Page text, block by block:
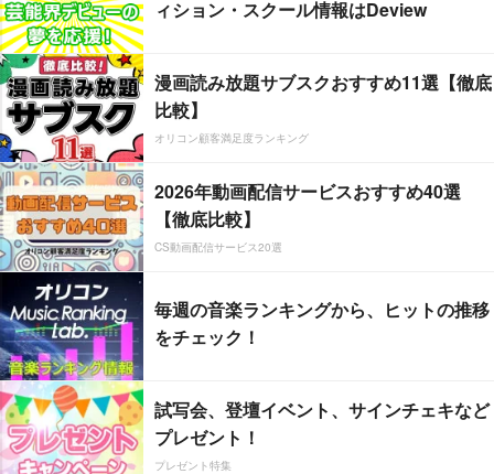
ィション・スクール情報はDeview
漫画読み放題サブスクおすすめ11選【徹底
比較】
オリコン顧客満足度ランキング
2026年動画配信サービスおすすめ40選
【徹底比較】
CS動画配信サービス20選
毎週の音楽ランキングから、ヒットの推移
をチェック！
試写会、登壇イベント、サインチェキなど
プレゼント！
プレゼント特集